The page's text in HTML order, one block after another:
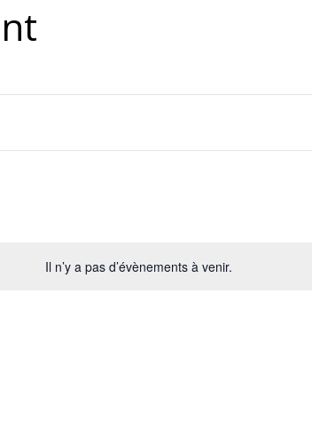
Il n’y a pas d’évènements à venir.